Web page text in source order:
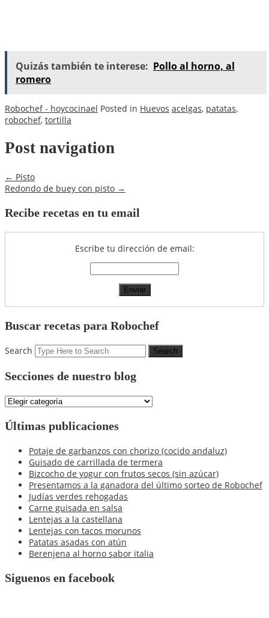
Quizás también te interese: Pollo al horno, al
romero
Robochef - hoycocinael Posted in Huevos acelgas, patatas,
robochef, tortilla
Post navigation
← Pisto
Redondo de buey con pisto →
Recibe recetas en tu email
Escribe tu dirección de email:
Buscar recetas para Robochef
Search
Secciones de nuestro blog
Secciones
nuestro
Últimas publicaciones
Potaje de garbanzos con chorizo (cocido andaluz)
Guisado de carrillada de termera
Bizcocho de yogur con frutos secos (sin azúcar)
Presentamos a la ganadora del último sorteo de Robochef
Judías verdes rehogadas
Carne guisada en salsa
Lentejas a la castellana
Lentejas con tacos morunos
Patatas asadas con atún
Berenjena al horno sabor italia
Siguenos en facebook